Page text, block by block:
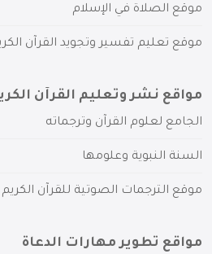
موقع الصلاة في الإسلام
موقع تعليم تفسير وتجويد القرآن
مواقع نشر وتعليم القرآن
الجامع لعلوم القرآن وترجماته
السنة النبوية وعلومها
موقع الترجمات الصوتية للقرآن الكريم
مواقع تطوير مهارات الدعاة